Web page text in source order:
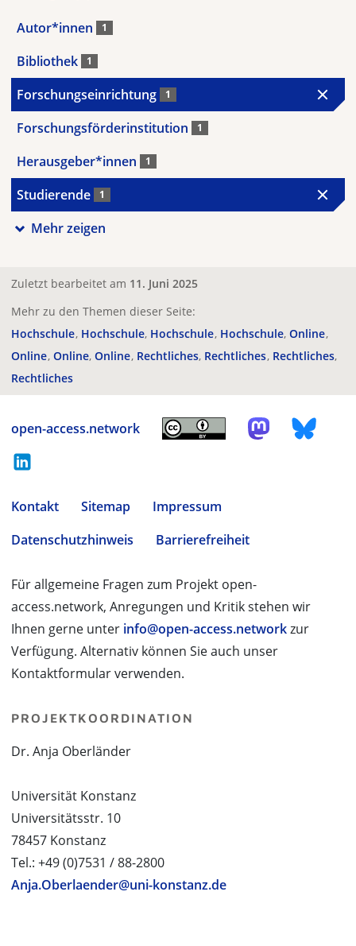
Autor*innen 1
Bibliothek 1
Forschungseinrichtung 1
Forschungsförderinstitution 1
Herausgeber*innen 1
Studierende 1
Mehr zeigen
Zuletzt bearbeitet am 11. Juni 2025
Mehr zu den Themen dieser Seite:
Hochschule Hochschule Hochschule Hochschule Online
Online Online Online Rechtliches Rechtliches Rechtliches
Rechtliches
open-access.network
Kontakt Sitemap
Impressum
Datenschutzhinweis
Barrierefreiheit
Für allgemeine Fragen zum Projekt open-
access.network, Anregungen und Kritik stehen wir
Ihnen gerne unter info@open-access.networkzur
Verfügung. Alternativ können Sie auch unser
Kontaktformular verwenden.
PROJEKTKOORDINATION
Dr. Anja Oberländer
Universität Konstanz
Universitätsstr. 10
78457 Konstanz
Tel.: +49 (0)7531 / 88-2800
Anja.Oberlaender@uni-konstanz.de